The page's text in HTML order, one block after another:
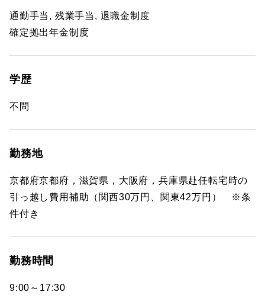
通勤手当, 残業手当, 退職金制度
確定拠出年金制度
学歴
不問
勤務地
京都府京都府，滋賀県，大阪府，兵庫県赴任転宅時の
引っ越し費用補助（関西30万円、関東42万円） ※条
件付き
勤務時間
9:00～17:30